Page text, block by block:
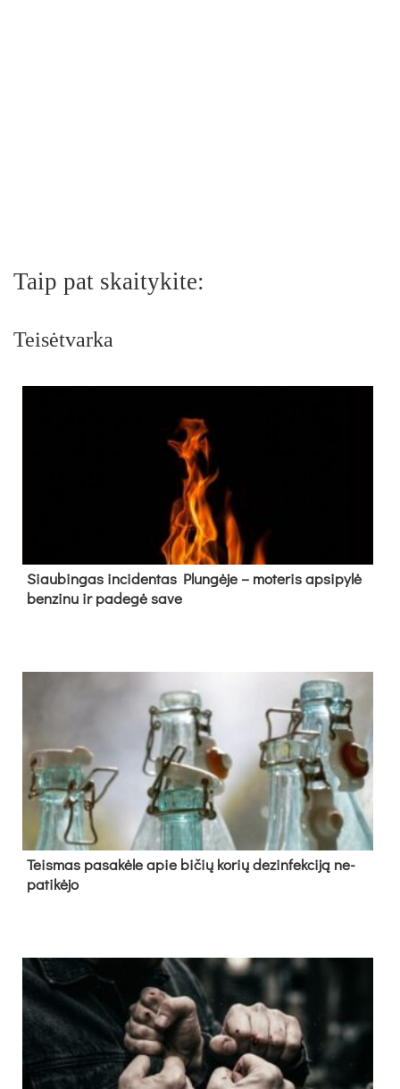
Taip pat skaitykite:
Teisėtvarka
Siau­bin­gas in­ci­den­tas Plun­gė­je – mo­te­ris ap­si­py­lė
ben­zi­nu ir pa­de­gė sa­ve
Teis­mas pa­sa­kė­le apie bi­čių ko­rių de­zin­fek­ci­ją ne­
pa­ti­kė­jo